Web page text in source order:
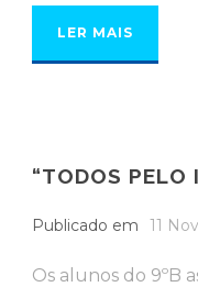
LER MAIS
“TODOS PELO
Publicado em 11
Os alunos do 9ºB